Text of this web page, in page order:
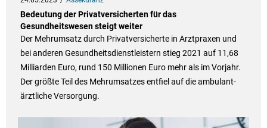
Bedeutung der Privatversicherten für das
Gesundheitswesen steigt weiter
Der Mehrumsatz durch Privatversicherte in Arztpraxen und
bei anderen Gesundheitsdienstleistern stieg 2021 auf 11,68
Milliarden Euro, rund 150 Millionen Euro mehr als im Vorjahr.
Der größte Teil des Mehrumsatzes entfiel auf die ambulant-
ärztliche Versorgung.